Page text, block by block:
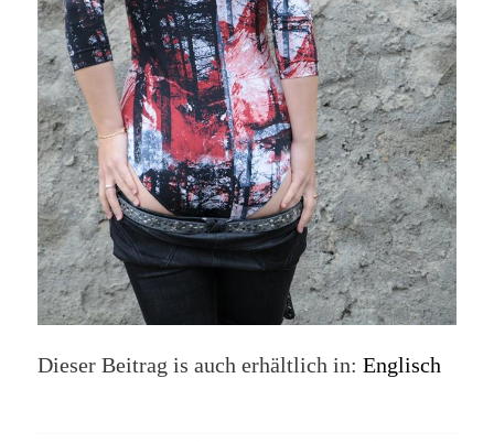
Dieser Beitrag is auch erhältlich in: Englisch